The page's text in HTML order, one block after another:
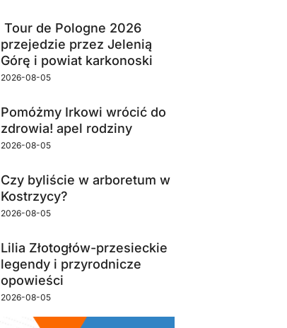
Tour de Pologne 2026
przejedzie przez Jelenią
Górę i powiat karkonoski
2026-08-05
Pomóżmy Irkowi wrócić do
zdrowia! apel rodziny
2026-08-05
Czy byliście w arboretum w
Kostrzycy?
2026-08-05
Lilia Złotogłów-przesieckie
legendy i przyrodnicze
opowieści
2026-08-05